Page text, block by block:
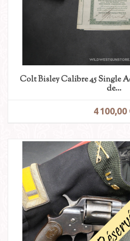
Colt Bisley Calibre 45 Single
de...
4 100,00